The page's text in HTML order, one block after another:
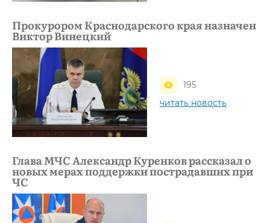
Прокурором Краснодарского края назначен
Виктор Винецкий
195
читать новость
Глава МЧС Александр Куренков рассказал о
новых мерах поддержки пострадавших при
ЧС